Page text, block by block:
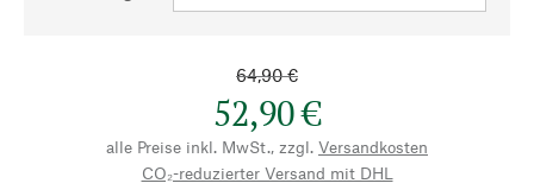
64,90 €
52,90 €
alle Preise inkl. MwSt., zzgl. Versandkosten
CO₂-reduzierter Versand mit DHL